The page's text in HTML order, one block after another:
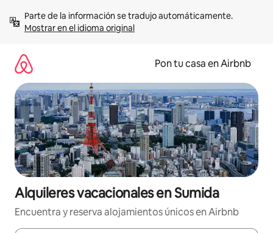
contenidoMostrar en el idioma original
Pon tu casa en Airbnb
Alquileres vacacionales en Sumida
Encuentra y reserva alojamientos únicos en Airbnb